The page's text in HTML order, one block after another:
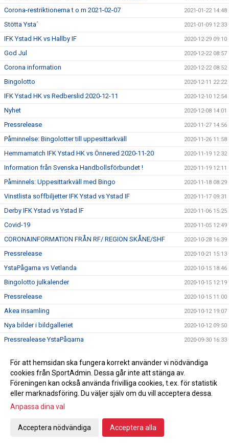
Corona-restriktionerna t o m 2021-02-07 2021-01-22 14:48
Stötta Ysta´ 2021-01-09 12:33
IFK Ystad HK vs Hallby IF 2020-12-29 09:10
God Jul 2020-12-22 08:57
Corona information 2020-12-22 08:52
Bingolotto 2020-12-11 22:22
IFK Ystad HK vs Redberslid 2020-12-11 2020-12-10 12:54
Nyhet 2020-12-08 14:01
Pressrelease 2020-11-27 14:56
Påminnelse: Bingolotter till uppesittarkväll 2020-11-26 11:58
Hemmamatch IFK Ystad HK vs Önnered 2020-11-20 2020-11-19 12:32
Information från Svenska Handbollsförbundet ! 2020-11-19 12:11
Påminnels: Uppesittarkväll med Bingo 2020-11-18 08:29
Vinstlista soffbiljetter IFK Ystad vs Ystad IF 2020-11-17 09:31
Derby IFK Ystad vs Ystad IF 2020-11-06 15:25
Covid-19 2020-11-05 12:49
CORONAINFORMATION FRÅN RF/ REGION SKÅNE/SHF 2020-10-28 16:39
Pressrelease 2020-10-21 15:13
YstaPågarna vs Vetlanda 2020-10-15 18:46
Bingolotto julkalender 2020-10-15 12:19
Pressrelease 2020-10-15 11:00
Akea insamling 2020-10-12 19:07
Nya bilder i bildgalleriet 2020-10-12 09:50
Pressrealease YstaPågarna 2020-09-30 16:33
VAD GÄLLER Covid-19 2020-09-24 12:50
Uppstartskväll 2020-09-09 15:27
Inför seriestarten 2020-09-13 2020-09-04 09:29
Nya spelare
Träningstider för ungdomarna
För att hemsidan ska fungera korrekt använder vi nödvändiga
cookies från SportAdmin. Dessa går inte att stänga av.
Föreningen kan också använda frivilliga cookies, t.ex. för statistik
eller marknadsföring. Du väljer själv om du vill acceptera dessa.
Anpassa dina val
Acceptera nödvändiga Acceptera alla